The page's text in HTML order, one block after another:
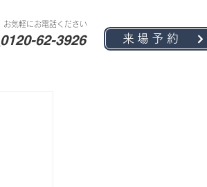
お気軽にお電話ください
0120-62-3926 来場予約